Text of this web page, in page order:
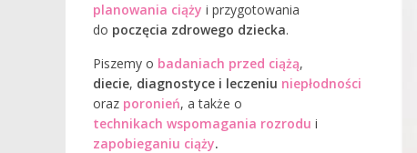
planowania ciąży i przygotowania
do poczęcia zdrowego dziecka.
Piszemy o badaniach przed ciążą,
diecie, diagnostyce i leczeniu niepłodności
oraz poronień, a także o
technikach wspomagania rozrodu i
zapobieganiu ciąży.